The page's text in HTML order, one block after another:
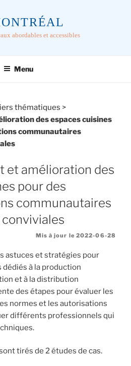
abordables et accessibles
Menu
thématiques >
des espaces cuisines
communautaires
et amélioration des
pour des
communautaires
Mis à jour le 2022-06-28
astuces et stratégies pour
à la production
et à la distribution
des étapes pour évaluer les
normes et les autorisations
différents professionnels qui
tirés de 2 études de cas.